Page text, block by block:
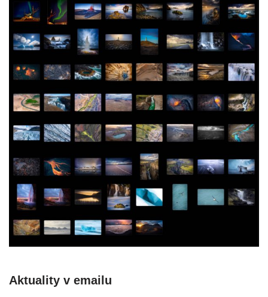
Aktuality v emailu